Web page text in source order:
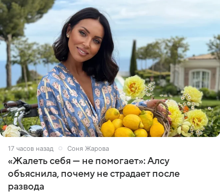
17 часов назад Соня Жарова
«Жалеть себя — не помогает»: Алсу
объяснила, почему не страдает после
развода